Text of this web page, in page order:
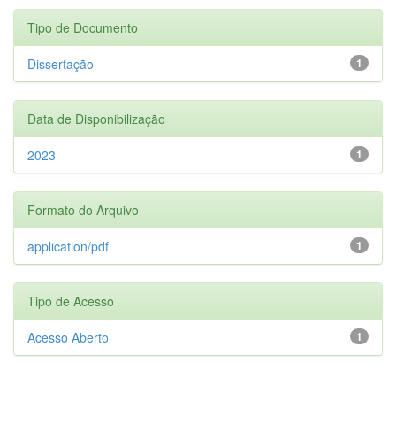
Tipo de Documento
1
Dissertação
Data de Disponibilização
1
2023
Formato do Arquivo
1
application/pdf
Tipo de Acesso
1
Acesso Aberto